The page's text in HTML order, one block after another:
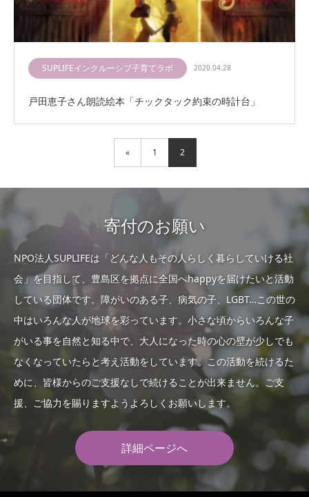
SUPLIFEインクルーシブ子育てラボ 2020.04.28
戸田恵子さん朗読絵本「チックタック約束の時計台」
« 1 2
寄付のお願い
NPO法人SUPLIFEは「どんな人もその人らしく暮らしていける社
会」を目指して、豊島区を拠点に全国へhappyを届けたいと活動
している団体です。障がいのある子、病気の子、LGBT…この世の
中はいろんな人が地球を彩っています。小さな頃からいろんな子
がいる事を自然と知る中で、大人になった時の心の壁が少しでも
なくなっていたらと考え活動をしています。この活動を続けるた
めに、皆様からのご支援なしで続けることが出来ません。ご支
援、ご協力を賜りますようよろしくお願いします。
詳細ページへ